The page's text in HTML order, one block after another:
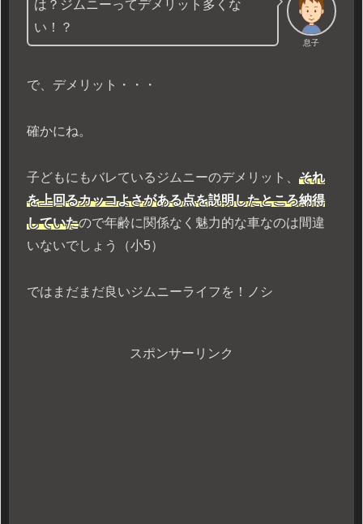
息子
は？ジムニーってデメリット多くな
い！？
で、デメリット・・・
確かにね。
子どもにもバレているジムニーのデメリット、 それ
を上回るカッコよさがある点を説明したところ納得
していたので年齢に関係なく魅力的な車なのは間違
いないでしょう（小5）
ではまだまだ良いジムニーライフを！ノシ
スポンサーリンク